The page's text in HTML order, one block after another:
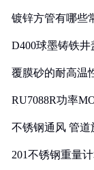
镀锌方管有哪些
D400球墨铸铁井
覆膜砂的耐高温
RU7088R功率
不锈钢通风 管道
201不锈钢重量